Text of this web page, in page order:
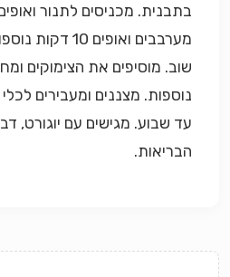
מערבבים ואופים
נוספות. מצננים ומעבירים
עד שבוע. מגישים עם יוגורט,
הבריאות.